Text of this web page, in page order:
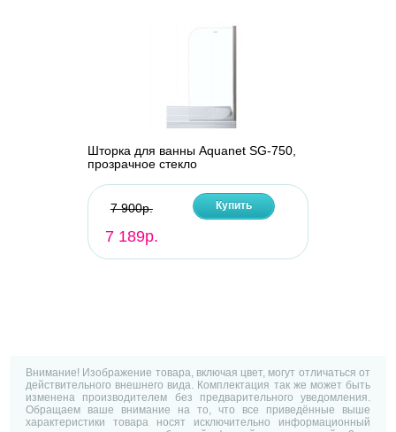
Шторка для ванны Aquanet SG-750,
прозрачное стекло
7 900р.
7 189р.
Купить
Внимание! Изображение товара, включая цвет, могут отличаться от
действительного внешнего вида. Комплектация так же может быть
изменена производителем без предварительного уведомления.
Обращаем ваше внимание на то, что все приведённые выше
характеристики товара носят исключительно информационный